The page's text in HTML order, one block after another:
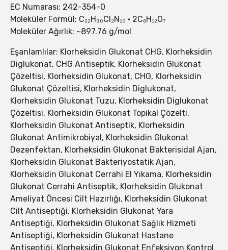
EC Numarası: 242-354-0
Moleküler Formül: C₂₂H₃₀Cl₂N₁₀ · 2C₆H₁₂O₇
Moleküler Ağırlık: ~897.76 g/mol
Eşanlamlılar: Klorheksidin Glukonat CHG, Klorheksidin
Diglukonat, CHG Antiseptik, Klorheksidin Glukonat
Çözeltisi, Klorheksidin Glukonat, CHG, Klorheksidin
Glukonat Çözeltisi, Klorheksidin Diglukonat,
Klorheksidin Glukonat Tuzu, Klorheksidin Diglukonat
Çözeltisi, Klorheksidin Glukonat Topikal Çözelti,
Klorheksidin Glukonat Antiseptik, Klorheksidin
Glukonat Antimikrobiyal, Klorheksidin Glukonat
Dezenfektan, Klorheksidin Glukonat Bakterisidal Ajan,
Klorheksidin Glukonat Bakteriyostatik Ajan,
Klorheksidin Glukonat Cerrahi El Yıkama, Klorheksidin
Glukonat Cerrahi Antiseptik, Klorheksidin Glukonat
Ameliyat Öncesi Cilt Hazırlığı, Klorheksidin Glukonat
Cilt Antiseptiği, Klorheksidin Glukonat Yara
Antiseptiği, Klorheksidin Glukonat Sağlık Hizmeti
Antiseptiği, Klorheksidin Glukonat Hastane
Antiseptiği, Klorheksidin Glukonat Enfeksiyon Kontrol